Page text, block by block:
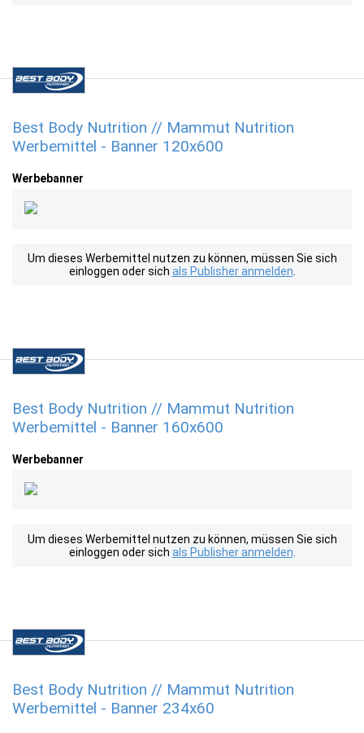
Best Body Nutrition // Mammut Nutrition
Werbemittel - Banner 120x600
Werbebanner
Um dieses Werbemittel nutzen zu können, müssen Sie sich
einloggen oder sich als Publisher anmelden
Best Body Nutrition // Mammut Nutrition
Werbemittel - Banner 160x600
Werbebanner
Um dieses Werbemittel nutzen zu können, müssen Sie sich
einloggen oder sich als Publisher anmelden
Best Body Nutrition // Mammut Nutrition
Werbemittel - Banner 234x60